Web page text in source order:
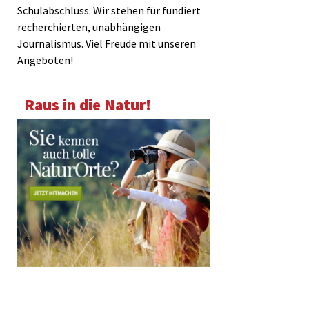
Schulabschluss. Wir stehen für fundiert
recherchierten, unabhängigen
Journalismus. Viel Freude mit unseren
Angeboten!
Raus in die Natur!